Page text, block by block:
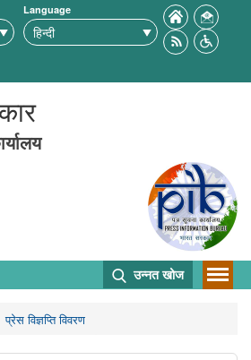
Language
उन्नत खोज
प्रेस विज्ञप्ति विवरण